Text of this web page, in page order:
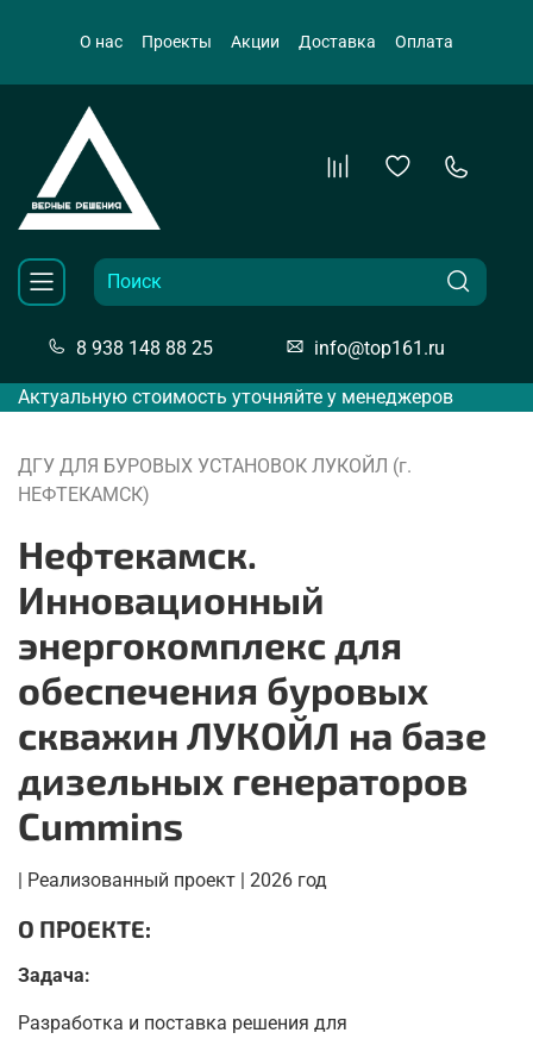
О нас Проекты Акции Доставка Оплата
8 938 148 88 25 info@top161.ru
Актуальную стоимость уточняйте у менеджеров
ДГУ ДЛЯ БУРОВЫХ УСТАНОВОК ЛУКОЙЛ (г.
НЕФТЕКАМСК)
Нефтекамск.
Инновационный
энергокомплекс для
обеспечения буровых
скважин ЛУКОЙЛ на базе
дизельных генераторов
Cummins
| Реализованный проект | 2026 год
О ПРОЕКТЕ:
Задача:
Разработка и поставка решения для